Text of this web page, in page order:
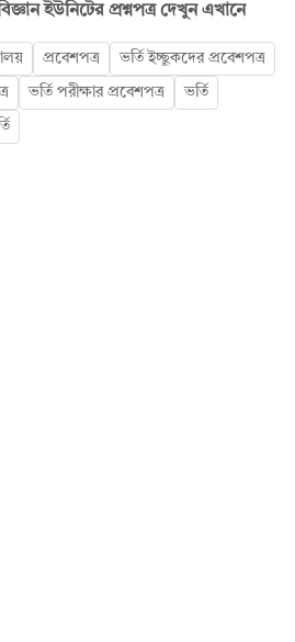
বিজ্ঞান ইউনিটের প্রশ্নপত্র দেখুন এখানে
প্রবেশপত্র ভর্তি ইচ্ছুকদের প্রবেশপত্র
ভর্তি পরীক্ষার প্রবেশপত্র ভর্তি